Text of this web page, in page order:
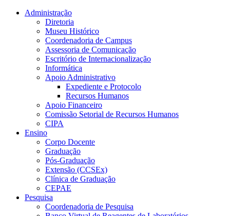
Conteúdo principal Menu principal
Administração
Diretoria
Museu Histórico
Coordenadoria de Campus
Assessoria de Comunicação
Escritório de Internacionalização
Informática
Apoio Administrativo
Expediente e Protocolo
Recursos Humanos
Apoio Financeiro
Comissão Setorial de Recursos Humanos
CIPA
Ensino
Corpo Docente
Graduação
Pós-Graduação
Extensão (CCSEx)
Clínica de Graduação
CEPAE
Pesquisa
Coordenadoria de Pesquisa